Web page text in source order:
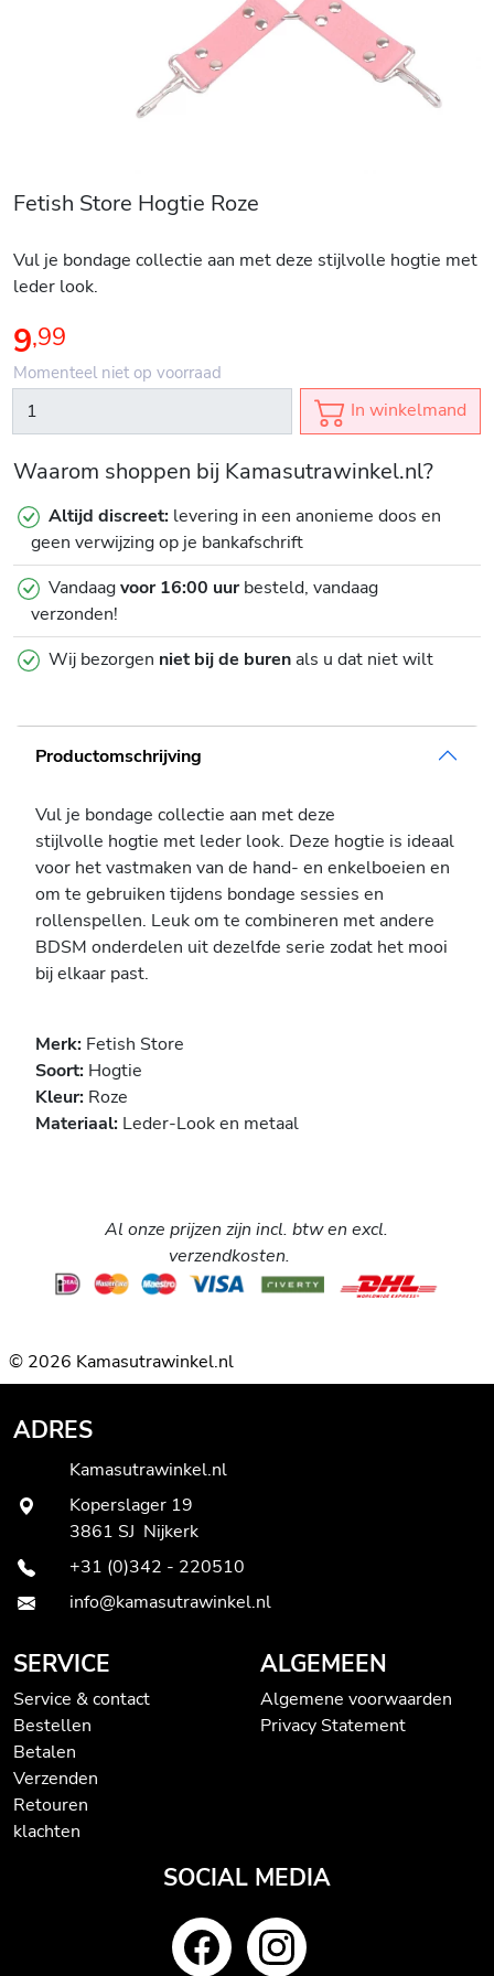
Fetish Store Hogtie Roze
Vul je bondage collectie aan met deze stijlvolle hogtie met
leder look.
9,99
Momenteel niet op voorraad
In winkelmand
Waarom shoppen bij Kamasutrawinkel.nl?
Altijd discreet: levering in een anonieme doos en
geen verwijzing op je bankafschrift
Vandaagvoor 16:00 uurbesteld, vandaag
verzonden!
Wij bezorgen niet bij de burenals u dat niet wilt
Productomschrijving
Vul je bondage collectie aan met deze
stijlvolle hogtie met leder look. Deze hogtie is ideaal
voor het vastmaken van de hand- en enkelboeien en
om te gebruiken tijdens bondage sessies en
rollenspellen. Leuk om te combineren met andere
BDSM onderdelen uit dezelfde serie zodat het mooi
bij elkaar past.
Merk: Fetish Store
Soort: Hogtie
Kleur: Roze
Materiaal: Leder-Look en metaal
Al onze prijzen zijn incl. btw en excl.
verzendkosten.
© 2026 Kamasutrawinkel.nl
ADRES
Kamasutrawinkel.nl
Koperslager 19
3861 SJ Nijkerk
+31 (0)342 - 220510
info@kamasutrawinkel.nl
SERVICE
Service & contact
Bestellen
Betalen
Verzenden
Retouren
klachten
ALGEMEEN
Algemene voorwaarden
Privacy Statement
SOCIAL MEDIA